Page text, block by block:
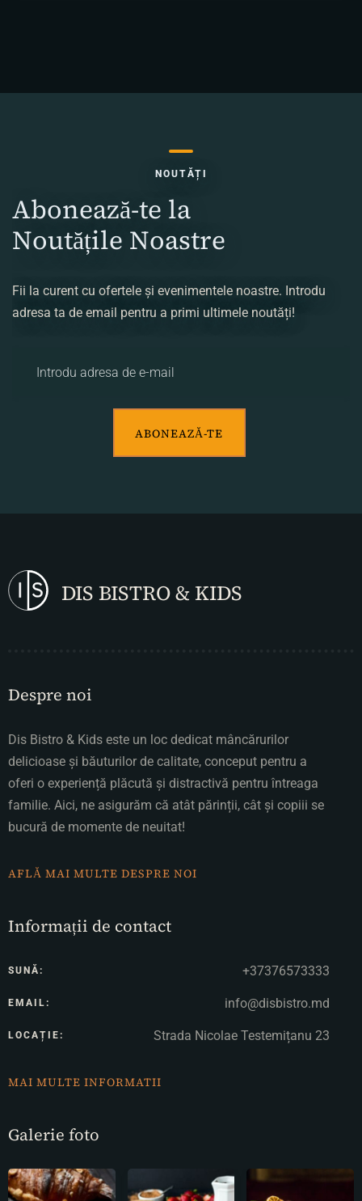
NOUTĂȚI
Abonează-te la
Noutățile Noastre
Fii la curent cu ofertele și evenimentele noastre. Introdu
adresa ta de email pentru a primi ultimele noutăți!
ABONEAZĂ-TE
DIS BISTRO & KIDS
Despre noi
Dis Bistro & Kids este un loc dedicat mâncărurilor
delicioase și băuturilor de calitate, conceput pentru a
oferi o experiență plăcută și distractivă pentru întreaga
familie. Aici, ne asigurăm că atât părinții, cât și copiii se
bucură de momente de neuitat!
AFLĂ MAI MULTE DESPRE NOI
Informații de contact
SUNĂ: +37376573333
EMAIL: info@disbistro.md
LOCAȚIE: Strada Nicolae Testemițanu 23
MAI MULTE INFORMATII
Galerie foto